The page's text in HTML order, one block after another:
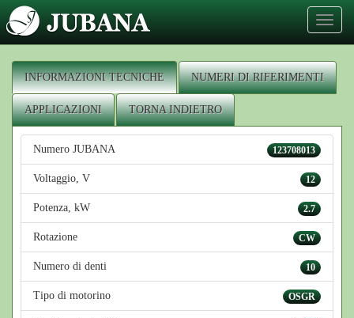
Toggle
INFORMAZIONI TECNICHE NUMERI DI RIFERIMENTI
APPLICAZIONI TORNA INDIETRO
123708013
Numero JUBANA
12
Voltaggio, V
2.7
Potenza, kW
CW
Rotazione
10
Numero di denti
OSGR
Tipo di motorino